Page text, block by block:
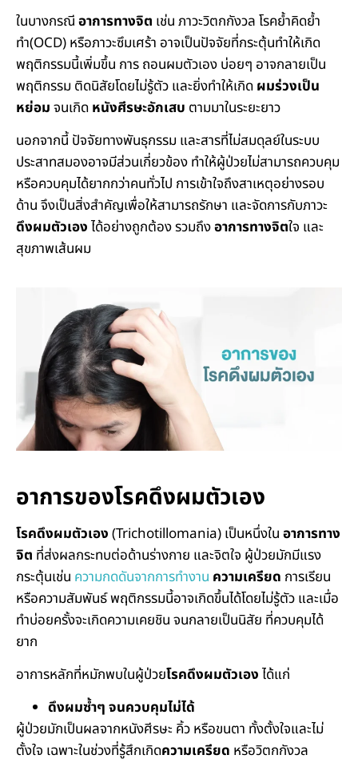
ในบางกรณีอาการทางจิต เช่น ภาวะวิตกกังวล โรคย้ำคิดย้ำ
ทำ(OCD) หรือภาวะซึมเศร้า อาจเป็นปัจจัยที่กระตุ้นทำให้เกิด
พฤติกรรมนี้เพิ่มขึ้น การ ถอนผมตัวเอง บ่อยๆ อาจกลายเป็น
พฤติกรรม ติดนิสัยโดยไม่รู้ตัว และยิ่งทำให้เกิดผมร่วงเป็น
หย่อมจนเกิดหนังศีรษะอักเสบ ตามมาในระยะยาว
นอกจากนี้ ปัจจัยทางพันธุกรรม และสารที่ไม่สมดุลย์ในระบบ
ประสาทสมองอาจมีส่วนเกี่ยวข้อง ทำให้ผู้ป่วยไม่สามารถควบคุม
หรือควบคุมได้ยากกว่าคนทั่วไป การเข้าใจถึงสาเหตุอย่างรอบ
ด้าน จึงเป็นสิ่งสำคัญเพื่อให้สามารถรักษา และจัดการกับภาวะ
ดึงผมตัวเองได้อย่างถูกต้อง รวมถึงอาการทางจิตใจ และ
สุขภาพเส้นผม
อาการของโรคดึงผมตัวเอง
โรคดึงผมตัวเอง(Trichotillomania) เป็นหนึ่งในอาการทาง
จิต ที่ส่งผลกระทบต่อด้านร่างกาย และจิตใจ ผู้ป่วยมักมีแรง
กระตุ้นเช่น ความกดดันจากการทำงาน ความเครียด การเรียน
หรือความสัมพันธ์ พฤติกรรมนี้อาจเกิดขึ้นได้โดยไม่รู้ตัว และเมื่อ
ทำบ่อยครั้งจะเกิดความเคยชิน จนกลายเป็นนิสัย ที่ควบคุมได้
ยาก
อาการหลักที่หมักพบในผู้ป่วยโรคดึงผมตัวเองได้แก่
ดึงผมซํ้าๆ จนควบคุมไม่ได้
ผู้ป่วยมักเป็นผลจากหนังศีรษะ คิ้ว หรือขนตา ทั้งตั้งใจและไม่
ตั้งใจ เฉพาะในช่วงที่รู้สึกเกิดความเครียด หรือวิตกกังวล